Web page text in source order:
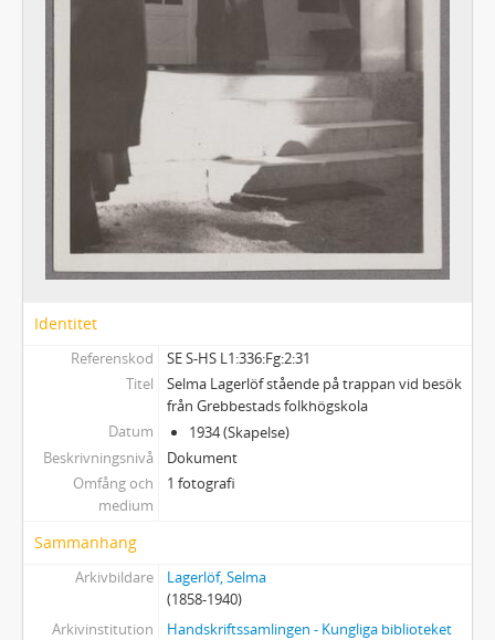
340 - SELMA LAGERLÖF-SÄLLSKAPET
341 - SOPHIE ELKANS ANTECKNINGAR
Identitet
Referenskod
SE S-HS L1:336:Fg:2:31
Titel
Selma Lagerlöf stående på trappan vid besök
från Grebbestads folkhögskola
Datum
1934 (Skapelse)
Beskrivningsnivå
Dokument
Omfång och
medium
1 fotografi
Sammanhang
Arkivbildare
Lagerlöf, Selma
(1858-1940)
Arkivinstitution
Handskriftssamlingen - Kungliga biblioteket